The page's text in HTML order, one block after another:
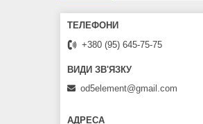
+380 (95) 645-75-75
od5element@gmail.com